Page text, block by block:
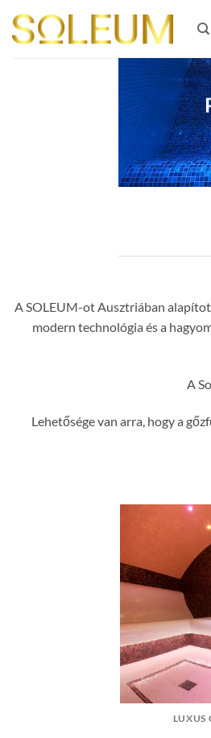
content
A SOLEUM-ot Ausztriában
modern technológia és a
A
Lehetősége van arra, hogy a
LUXUS